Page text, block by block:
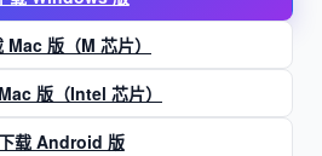
Mac 版（M 芯片）
版（Intel 芯片）
载 Android 版